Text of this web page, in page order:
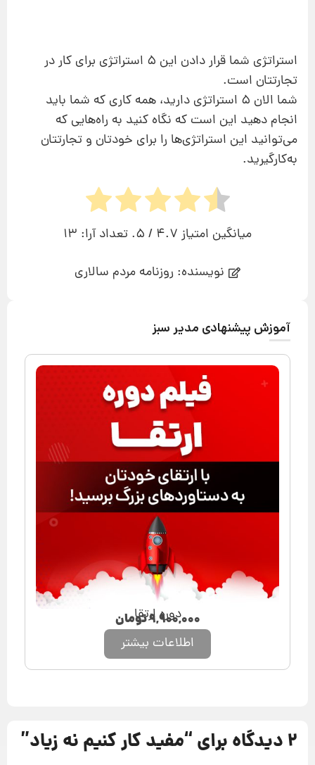
استراتژی شما قرار دادن این ۵ استراتژی برای کار در
تجارتتان است.
شما الان ۵ استراتژی دارید، همه کاری که شما باید
انجام دهید این است که نگاه کنید به راه‌هایی که
می‌توانید این استراتژی‌ها را برای خودتان و تجارتتان
به‌کارگیرید.
میانگین امتیاز 4.7 / 5. تعداد آرا:
13
نویسنده: روزنامه مردم سالاری
آموزش پیشنهادی مدیر سبز
دوره ارتقا
۹,۹۰۰,۰۰۰تومان
اطلاعات بیشتر
2 دیدگاه برای “ مفید کار کنیم نه زیاد”